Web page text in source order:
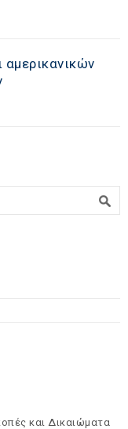
και Δικαιώματα